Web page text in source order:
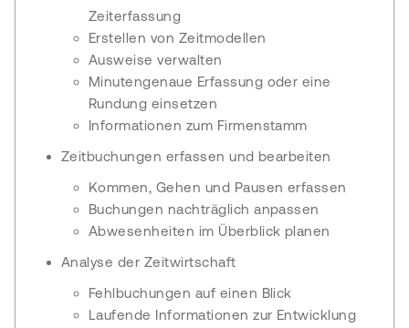
Zeiterfassung
Erstellen von Zeitmodellen
Ausweise verwalten
Minutengenaue Erfassung oder eine
Rundung einsetzen
Informationen zum Firmenstamm
Zeitbuchungen erfassen und bearbeiten
Kommen, Gehen und Pausen erfassen
Buchungen nachträglich anpassen
Abwesenheiten im Überblick planen
Analyse der Zeitwirtschaft
Fehlbuchungen auf einen Blick
Laufende Informationen zur Entwicklung